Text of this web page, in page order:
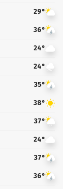
29°
36°
24°
24°
35°
38°
37°
24°
37°
36°